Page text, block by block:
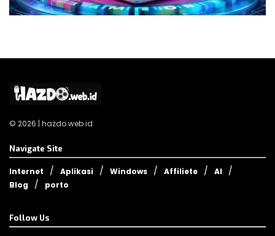
© 2026 | hazdo.web.id
Navigate Site
Internet Aplikasi Windows Affiliete
AI
Blog
porto
Follow Us